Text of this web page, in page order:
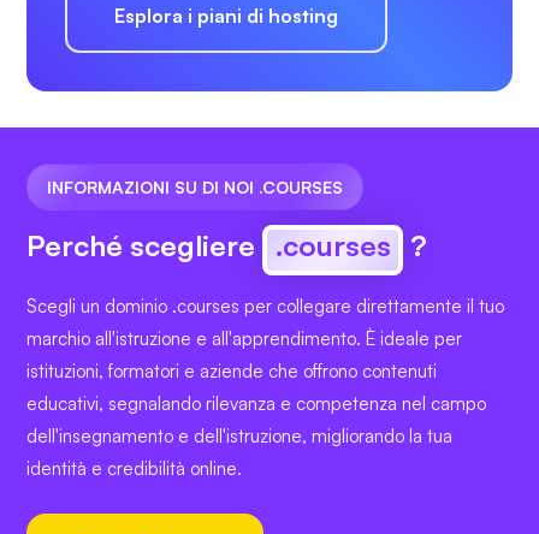
Esplora i piani di hosting
INFORMAZIONI SU DI NOI .COURSES
Perché scegliere .courses ?
Scegli un dominio .courses per collegare direttamente il tuo
marchio all'istruzione e all'apprendimento. È ideale per
istituzioni, formatori e aziende che offrono contenuti
educativi, segnalando rilevanza e competenza nel campo
dell'insegnamento e dell'istruzione, migliorando la tua
identità e credibilità online.